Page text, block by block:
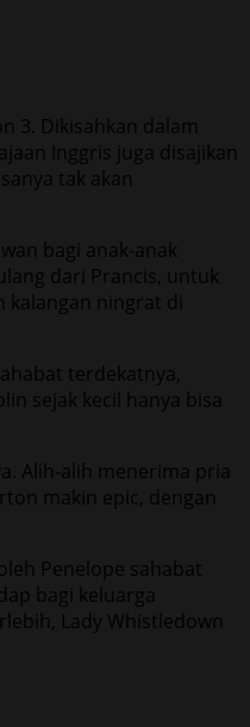
3. Dikisahkan dalam
Inggris juga disajikan
tak akan
bagi anak-anak
dari Prancis, untuk
ningrat di
terdekatnya,
sejak kecil hanya bisa
Alih-alih menerima pria
makin epic, dengan
Penelope sahabat
bagi keluarga
Lady Whistledown